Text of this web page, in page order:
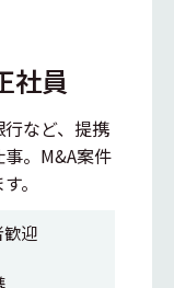
社員
など、提携
。M&A案件
。
歓迎